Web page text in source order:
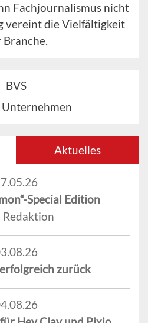
Fachjournalismus nicht
vereint die Vielfältigkeit
Branche.
BVS
Unternehmen
Aktuelles
Special Edition
zurück